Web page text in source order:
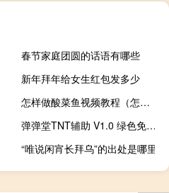
春节家庭团圆的话语有哪些
新年拜年给女生红包发多少
怎样做酸菜鱼视频教程（怎样做酸菜鱼）
弹弹堂TNT辅助 V1.0 绿色免费版（弹弹堂TNT辅助 V1.0 绿色免费版功能简介）
“唯说闲宵长拜乌”的出处是哪里